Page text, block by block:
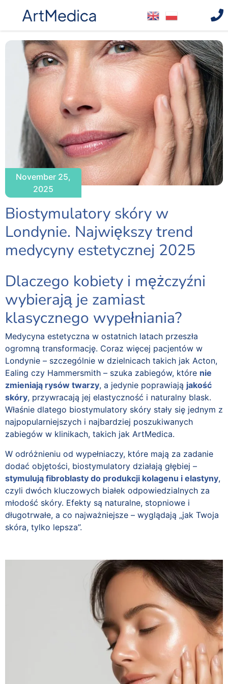
November 25,
2025
Biostymulatory skóry w
Londynie. Największy trend
medycyny estetycznej 2025
Dlaczego kobiety i mężczyźni
wybierają je zamiast
klasycznego wypełniania?
Medycyna estetyczna w ostatnich latach przeszła
ogromną transformację. Coraz więcej pacjentów w
Londynie – szczególnie w dzielnicach takich jak Acton,
Ealing czy Hammersmith – szuka zabiegów, które nie
zmieniają rysów twarzy, a jedynie poprawiają jakość
skóry, przywracają jej elastyczność i naturalny blask.
Właśnie dlatego biostymulatory skóry stały się jednym z
najpopularniejszych i najbardziej poszukiwanych
zabiegów w klinikach, takich jak ArtMedica.
W odróżnieniu od wypełniaczy, które mają za zadanie
dodać objętości, biostymulatory działają głębiej –
stymulują fibroblasty do produkcji kolagenu i elastyny,
czyli dwóch kluczowych białek odpowiedzialnych za
młodość skóry. Efekty są naturalne, stopniowe i
długotrwałe, a co najważniejsze – wyglądają „jak Twoja
skóra, tylko lepsza”.